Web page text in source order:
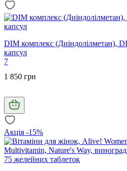
DIM комплекс (Диіндолілметан),
капсул
7
1 850 грн
Акція -15%